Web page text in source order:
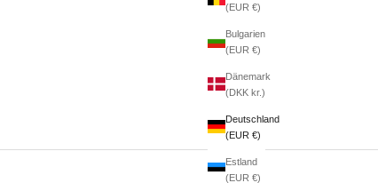
(EUR €)
Bulgarien
(EUR €)
Dänemark
(DKK kr.)
Deutschland
(EUR €)
Estland
(EUR €)